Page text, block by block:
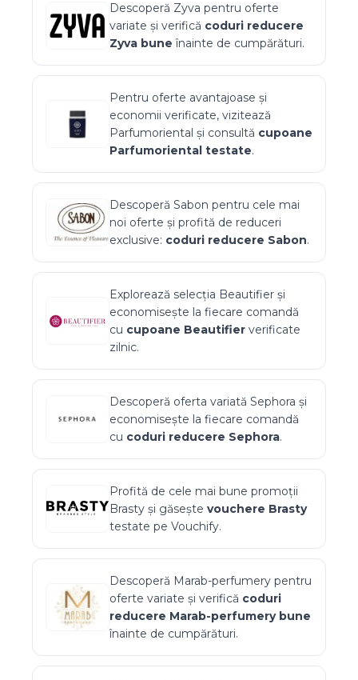
Descoperă Zyva pentru oferte
variate și verifică coduri reducere
Zyva bune înainte de cumpărături.
Pentru oferte avantajoase și
economii verificate, vizitează
Parfumoriental și consultă cupoane
Parfumoriental testate.
Descoperă Sabon pentru cele mai
noi oferte și profită de reduceri
exclusive: coduri reducere Sabon.
Explorează selecția Beautifier și
economisește la fiecare comandă
cu cupoane Beautifier verificate
zilnic.
Descoperă oferta variată Sephora și
economisește la fiecare comandă
cu coduri reducere Sephora.
Profită de cele mai bune promoții
Brasty și găsește vouchere Brasty
testate pe Vouchify.
Descoperă Marab-perfumery pentru
oferte variate și verifică coduri
reducere Marab-perfumerybune
înainte de cumpărături.